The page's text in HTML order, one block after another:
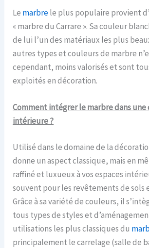
Le marbrele plus populaire provient
« marbre du Carrare ». Sa couleur
de lui l’un des matériaux les plus
autres types et couleurs de marbre
cependant, moins valorisés et sont
exploités en décoration.
Comment intégrer le marbre dansune
intérieure ?
Utilisé dans le domaine de la
donne un aspect classique, mais en
raffiné et luxueux à vos espaces
souvent pour les revêtements de sols
Grâce à sa variété de couleurs, il
tous types de styles et
utilisations les plus classiques du
principalement le carrelage (salle de